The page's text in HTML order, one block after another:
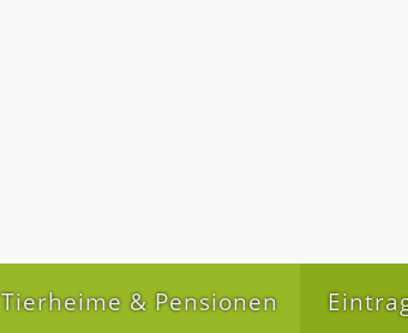
Tierheime & Pensionen